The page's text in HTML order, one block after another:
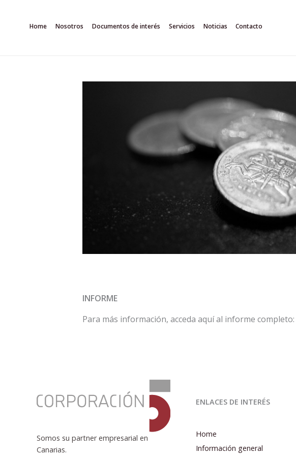
contenidoHome Nosotros Documentos de interés Servicios Noticias Contacto
INFORME
Para más información, acceda aquí al informe completo:
Somos su partner empresarial en
Canarias.
Informe
de
2T
ENLACES DE INTERÉS
Home
Información general